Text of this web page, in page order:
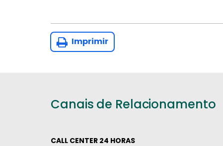
Imprimir
Canais de Relacionamento
CALL CENTER 24 HORAS